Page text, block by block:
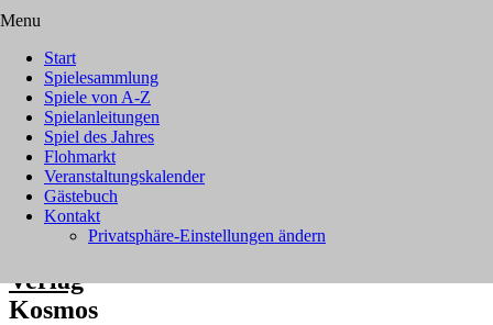
Menu
Start
Spielesammlung
Spiele von A-Z
Spielanleitungen
Spiel des Jahres
Flohmarkt
Veranstaltungskalender
Gästebuch
Kontakt
Privatsphäre-Einstellungen ändern
Alter
ab 8Ja
hren
Spieldauer
40 Minuten
Erscheinungsjahr
2011
Verlag
Kosmos